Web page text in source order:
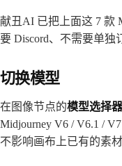
献丑AI 已把上面这 7 款
要 Discord、不需要单独
切换模型
在图像节点的模型选择器
Midjourney V6 / V6.1 /
不影响画布上已有的素材